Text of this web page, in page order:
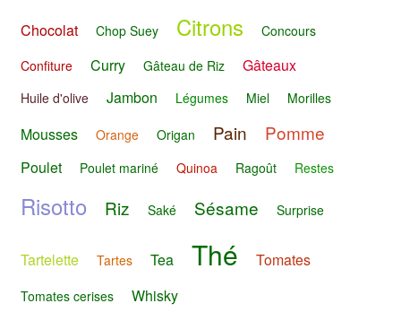
Chocolat Chop Suey Citrons
Concours
Confiture
Curry Gâteau de Riz Gâteaux
Huile d'olive Jambon Légumes Miel Morilles
Mousses Orange Origan Pain Pomme
Poulet Poulet mariné Quinoa Ragoût Restes
Risotto Riz Saké Sésame Surprise
Tartelette Tartes Tea Thé Tomates
Tomates cerises
Whisky